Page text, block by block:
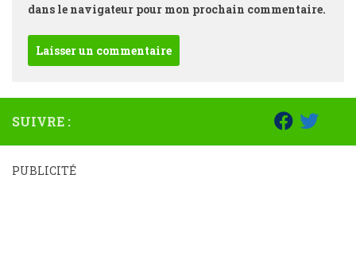
dans le navigateur pour mon prochain commentaire.
SUIVRE :
PUBLICITÉ